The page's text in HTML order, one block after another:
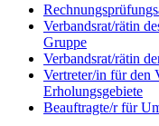
Verbandsrat/rätin
Gruppe
Verbandsrat/rätin
Vertreter/in für den
Erholungsgebiete
Beauftragte/r für